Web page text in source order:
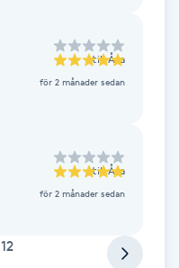
till Åsa
för 2 månader sedan
till Åsa
för 2 månader sedan
12